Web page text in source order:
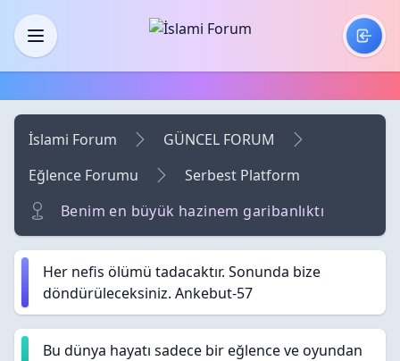
Skip to main content
Menü
İslami Forum
GÜNCEL FORUM
Eğlence Forumu
Serbest Platform
Benim en büyük hazinem garibanlıktı
Her nefis ölümü tadacaktır. Sonunda bize
döndürüleceksiniz. Ankebut-57
Bu dünya hayatı sadece bir eğlence ve oyundan